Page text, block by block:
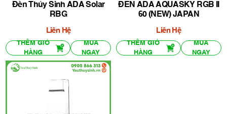
Đèn Thủy Sinh ADA Solar
RBG
Liên Hệ
THÊM GIỎ
HÀNG
MUA
NGAY
ĐÈN ADA AQUASKY RGB II
60 (NEW) JAPAN
Liên Hệ
THÊM GIỎ
HÀNG
MUA
NGAY